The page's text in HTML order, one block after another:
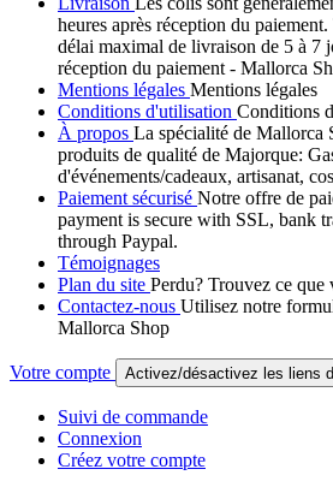
heures après réception du
délai maximal de livraison de 5 à 7
réception du paiement - Mallorca
Mentions légales Mentions légales
Conditions d'utilisation Conditions
À propos La spécialité de Mallorca
produits de qualité de Majorque:
d'événements/cadeaux, artisanat,
Paiement sécurisé Notre offre de
payment is secure with SSL, bank
through Paypal.
Témoignages
Plan du site Perdu? Trouvez ce que
Contactez-nous Utilisez notre
Mallorca Shop
Votre compte Activez/désactivez les liens
Suivi de commande
Connexion
Créez votre compte